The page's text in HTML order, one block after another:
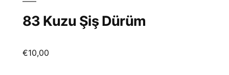
83 Kuzu Şiş Dürüm
€10,00